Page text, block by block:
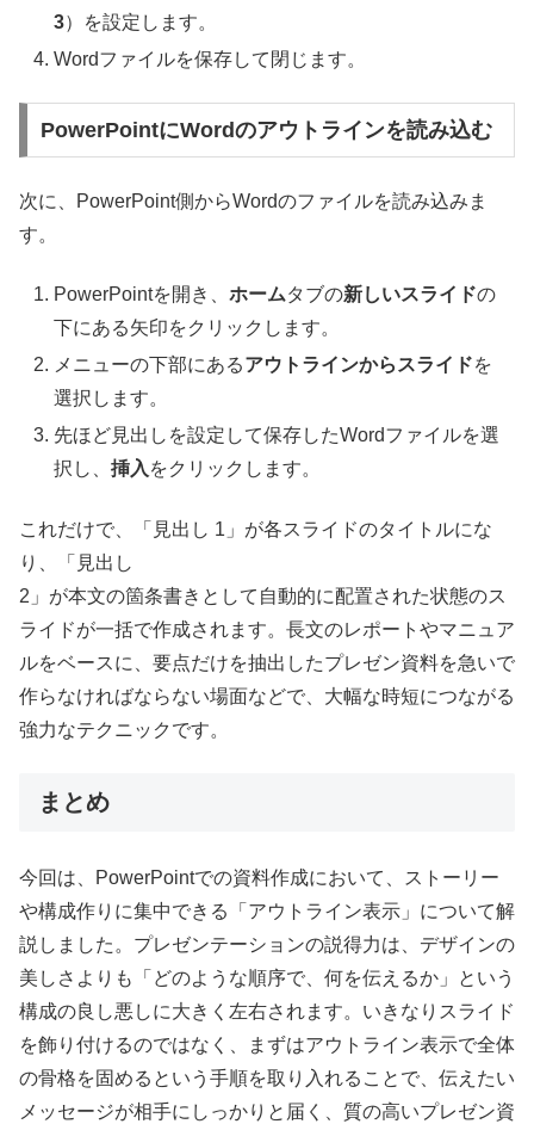
3）を設定します。
Wordファイルを保存して閉じます。
PowerPointにWordのアウトラインを読み込む
次に、PowerPoint側からWordのファイルを読み込みま
す。
PowerPointを開き、ホームタブの新しいスライドの
下にある矢印をクリックします。
メニューの下部にあるアウトラインからスライドを
選択します。
先ほど見出しを設定して保存したWordファイルを選
択し、挿入 をクリックします。
これだけで、「見出し 1」が各スライドのタイトルにな
り、「見出し
2」が本文の箇条書きとして自動的に配置された状態のス
ライドが一括で作成されます。長文のレポートやマニュア
ルをベースに、要点だけを抽出したプレゼン資料を急いで
作らなければならない場面などで、大幅な時短につながる
強力なテクニックです。
まとめ
今回は、PowerPointでの資料作成において、ストーリー
や構成作りに集中できる「アウトライン表示」について解
説しました。プレゼンテーションの説得力は、デザインの
美しさよりも「どのような順序で、何を伝えるか」という
構成の良し悪しに大きく左右されます。いきなりスライド
を飾り付けるのではなく、まずはアウトライン表示で全体
の骨格を固めるという手順を取り入れることで、伝えたい
メッセージが相手にしっかりと届く、質の高いプレゼン資